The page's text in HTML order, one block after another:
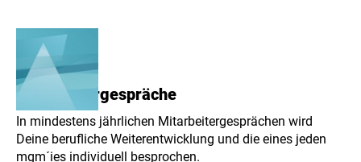
Mitarbeitergespräche
In mindestens jährlichen Mitarbeitergesprächen wird
Deine berufliche Weiterentwicklung und die eines jeden
mgm´ies individuell besprochen.